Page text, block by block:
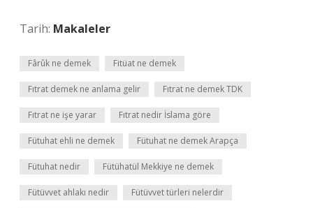
Tarih: Makaleler
Fârûk ne demek Fitüat ne demek
Fıtrat demek ne anlama gelir Fıtrat ne demek TDK
Fıtrat ne işe yarar Fıtrat nedir İslama göre
Fütuhat ehli ne demek Fütuhat ne demek Arapça
Fütuhat nedir Fütühatül Mekkiye ne demek
Fütüvvet ahlakı nedir Fütüvvet türleri nelerdir